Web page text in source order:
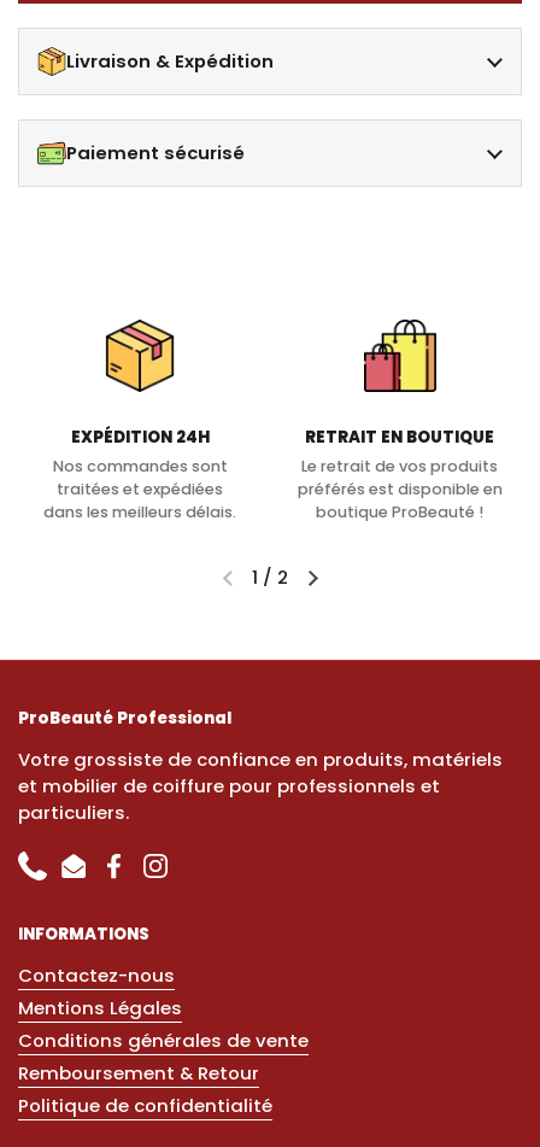
Livraison & Expédition
Paiement sécurisé
EXPÉDITION 24H
Nos commandes sont
traitées et expédiées
dans les meilleurs délais.
RETRAIT EN BOUTIQUE
Le retrait de vos produits
préférés est disponible en
boutique ProBeauté !
1 / 2
ProBeauté Professional
Votre grossiste de confiance en produits, matériels
et mobilier de coiffure pour professionnels et
particuliers.
PhoneEmailFacebookInstagram
INFORMATIONS
Contactez-nous
Mentions Légales
Conditions générales de vente
Remboursement & Retour
Politique de confidentialité